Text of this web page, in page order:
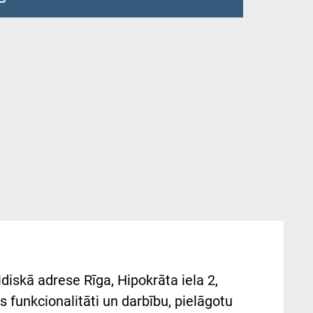
adrese Rīga, Hipokrāta iela 2,
funkcionalitāti un darbību, pielāgotu